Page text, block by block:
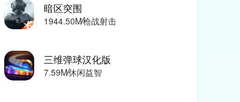
暗区突围
1944.50M枪战射击
三维弹球汉化版
7.59M休闲益智